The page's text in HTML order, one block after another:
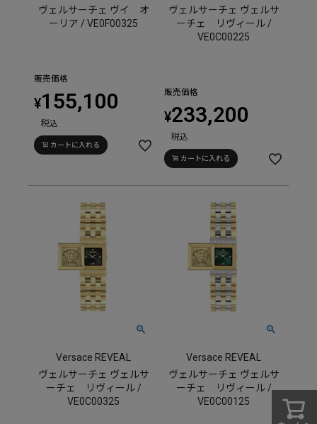
ヴェルサーチェ ヴイ オ
ーリア / VE0F00325
販売価格
¥155,100
税込
カートに入れる
ヴェルサーチェ ヴェルサ
ーチェ リヴィール /
VE0C00225
販売価格
¥233,200
税込
カートに入れる
Versace REVEAL
ヴェルサーチェ ヴェルサ
ーチェ リヴィール /
VE0C00325
Versace REVEAL
ヴェルサーチェ ヴェルサ
ーチェ リヴィール /
VE0C00125